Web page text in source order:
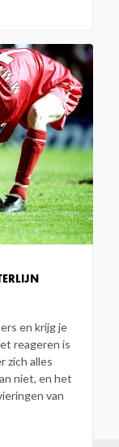
en krijg je
reageren is
zich alles
niet, en het
van